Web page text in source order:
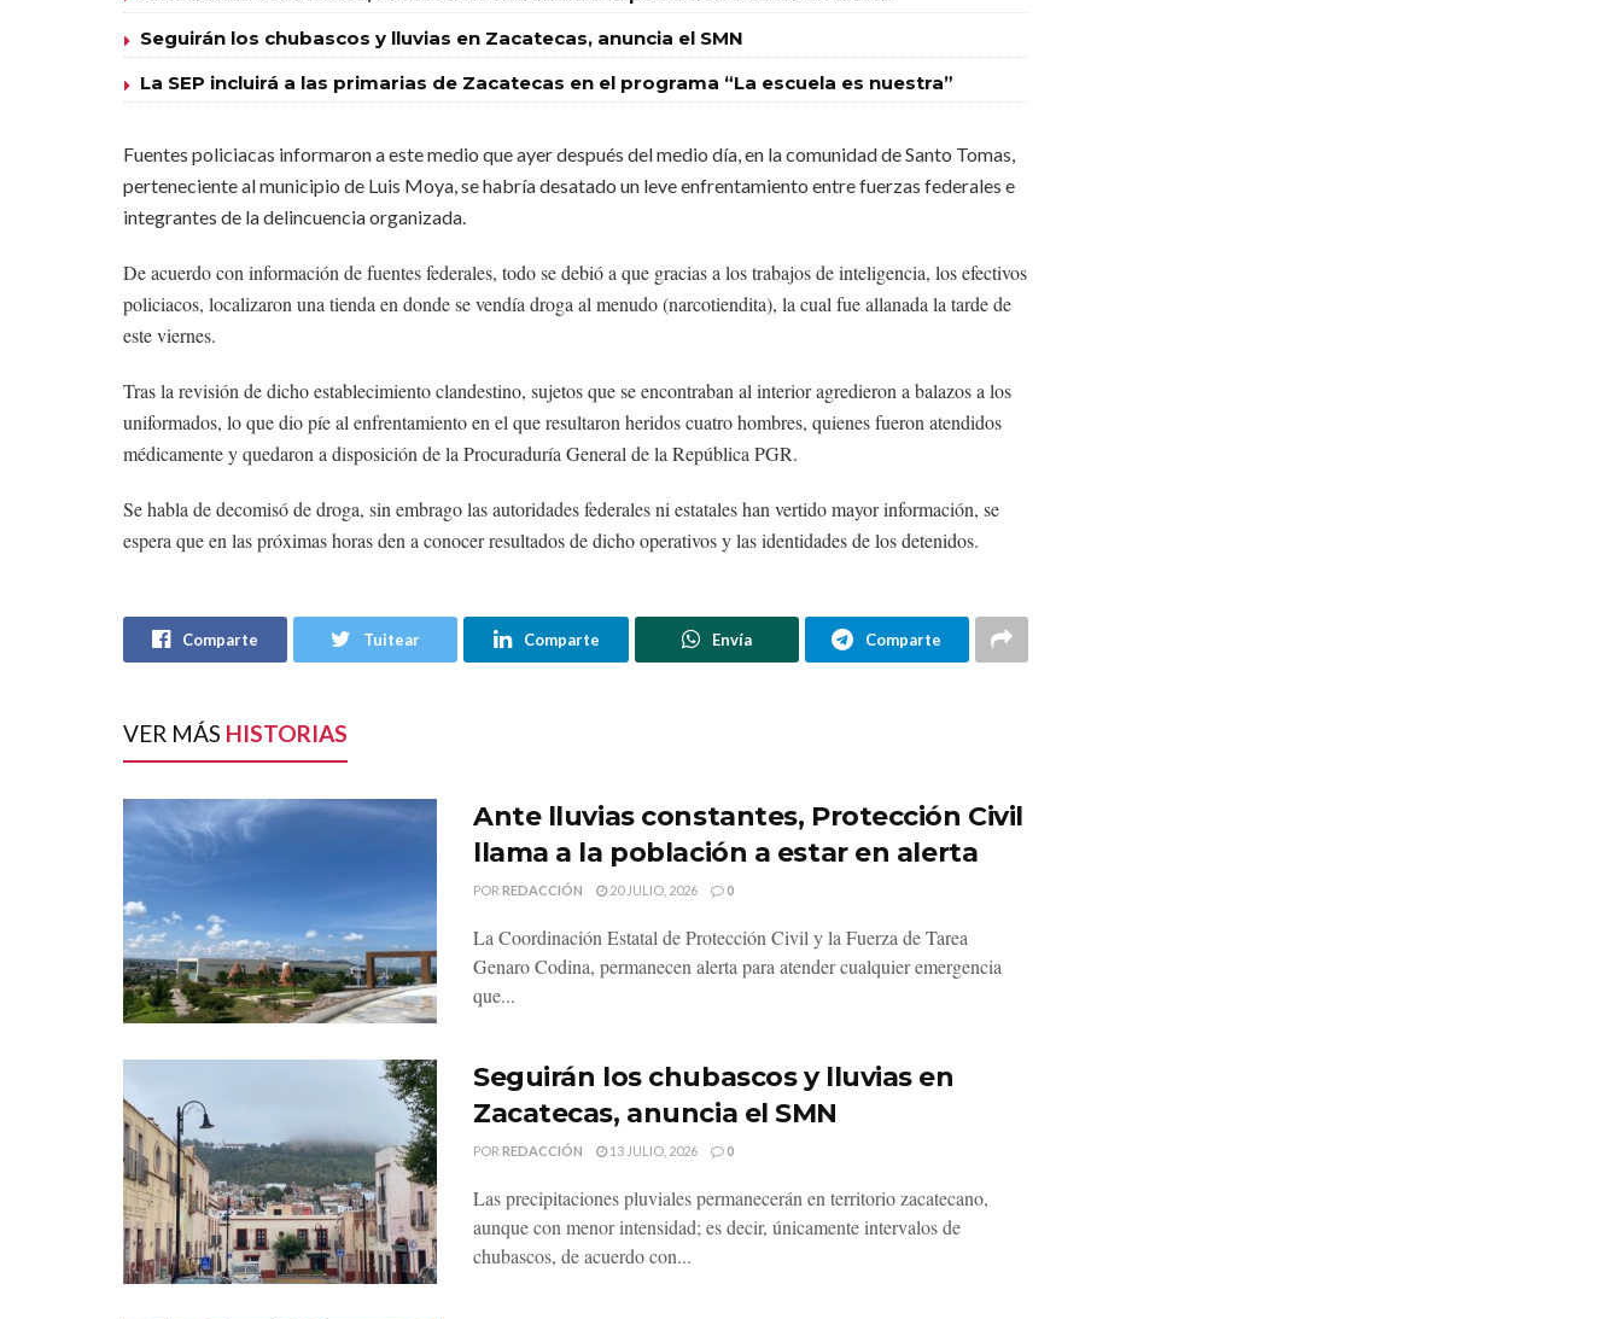
Seguirán los chubascos y lluvias en Zacatecas, anuncia el SMN
La SEP incluirá a las primarias de Zacatecas en el programa “La escuela es nuestra”
Fuentes policiacas informaron a este medio que ayer después del medio día, en la comunidad de Santo Tomas,
perteneciente al municipio de Luis Moya, se habría desatado un leve enfrentamiento entre fuerzas federales e
integrantes de la delincuencia organizada.
De acuerdo con información de fuentes federales, todo se debió a que gracias a los trabajos de inteligencia, los efectivos
policiacos, localizaron una tienda en donde se vendía droga al menudo (narcotiendita), la cual fue allanada la tarde de
este viernes.
Tras la revisión de dicho establecimiento clandestino, sujetos que se encontraban al interior agredieron a balazos a los
uniformados, lo que dio píe al enfrentamiento en el que resultaron heridos cuatro hombres, quienes fueron atendidos
médicamente y quedaron a disposición de la Procuraduría General de la República PGR.
Se habla de decomisó de droga, sin embrago las autoridades federales ni estatales han vertido mayor información, se
espera que en las próximas horas den a conocer resultados de dicho operativos y las identidades de los detenidos.
Comparte Tuitear Comparte Envía Comparte
VER MÁS HISTORIAS
Ante lluvias constantes, Protección Civil
llama a la población a estar en alerta
POR REDACCIÓN 20 JULIO, 2026 0
La Coordinación Estatal de Protección Civil y la Fuerza de Tarea
Genaro Codina, permanecen alerta para atender cualquier emergencia
que...
Seguirán los chubascos y lluvias en
Zacatecas, anuncia el SMN
POR REDACCIÓN 13 JULIO, 2026 0
Las precipitaciones pluviales permanecerán en territorio zacatecano,
aunque con menor intensidad; es decir, únicamente intervalos de
chubascos, de acuerdo con...